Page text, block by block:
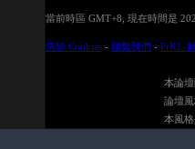
當前時區 GMT+8, 現在時間是
清除 Cookies - 聯繫我們 - FrKL-
本論
論壇
本風